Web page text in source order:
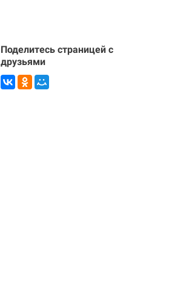
Поделитесь страницей с
друзьями